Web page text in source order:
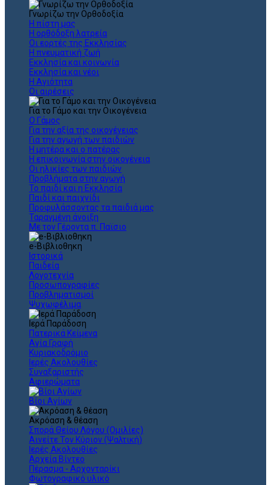
Γνωρίζω την Ορθοδοξία
Η πίστη μας
Η ορθόδοξη λατρεία
Οι εορτές της Εκκλησίας
Η πνευματική ζωή
Εκκλησία και κοινωνία
Εκκλησία και νέοι
Η Αγιότητα
Οι αιρέσεις
Για το Γάμο και την Οικογένεια
Ο Γάμος
Για την αξία της οικογένειας
Για την αγωγή των παιδιών
Η μητέρα και ο πατέρας
Η επικοινωνία στην οικογένεια
Οι ηλικίες των παιδιών
Προβλήματα στην αγωγή
Το παιδί και η Εκκλησία
Παιδί και παιχνίδι
Προφυλάσσοντας τα παιδιά μας
Ταραγμένη άνοιξη
Με τον Γέροντα π. Παϊσιο
e-Βιβλιοθηκη
Ιστορικά
Παιδεία
Λογοτεχνία
Προσωπογραφίες
Προβληματισμοί
Ψυχωφέλιμα
Ιερά Παράδοση
Πατερικά Κείμενα
Αγία Γραφή
Κυριακοδρόμιο
Ιερές Ακολουθίες
Συναξαριστής
Αφιερώματα
Βίοι Αγίων
Ακρόαση & θέαση
Σπορά Θείου Λόγου (Ομιλίες)
Αινείτε Τον Κύριον (Ψαλτική)
Ιερές Ακολουθίες
Αρχεία Βίντεο
Πέρασμα - Αρχονταρίκι
Φωτογραφικό υλικό